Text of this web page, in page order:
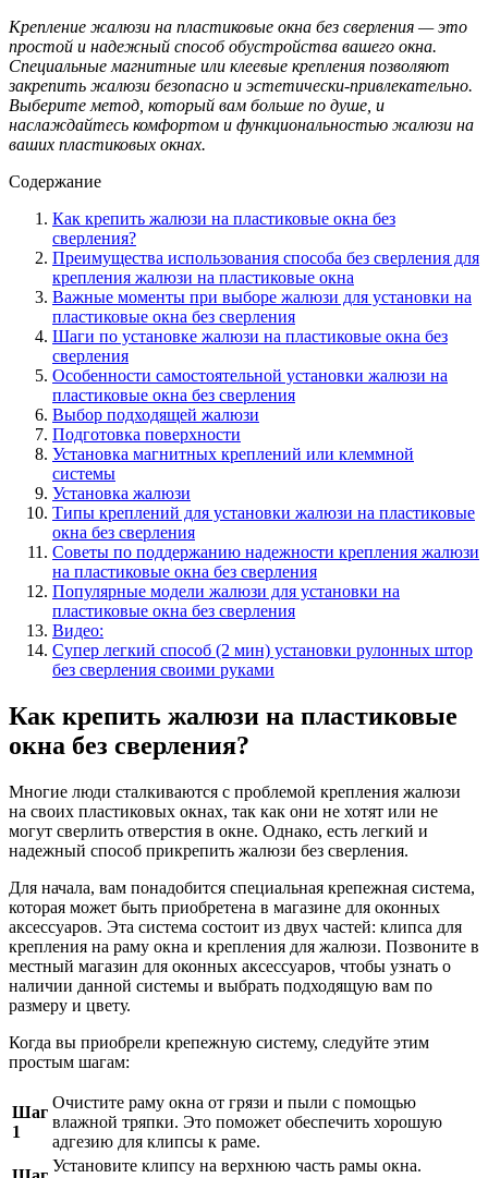
Крепление жалюзи на пластиковые окна без сверления — это
простой и надежный способ обустройства вашего окна.
Специальные магнитные или клеевые крепления позволяют
закрепить жалюзи безопасно и эстетически-привлекательно.
Выберите метод, который вам больше по душе, и
наслаждайтесь комфортом и функциональностью жалюзи на
ваших пластиковых окнах.
Содержание
Как крепить жалюзи на пластиковые окна без
сверления?
Преимущества использования способа без сверления для
крепления жалюзи на пластиковые окна
Важные моменты при выборе жалюзи для установки на
пластиковые окна без сверления
Шаги по установке жалюзи на пластиковые окна без
сверления
Особенности самостоятельной установки жалюзи на
пластиковые окна без сверления
Выбор подходящей жалюзи
Подготовка поверхности
Установка магнитных креплений или клеммной
системы
Установка жалюзи
Типы креплений для установки жалюзи на пластиковые
окна без сверления
Советы по поддержанию надежности крепления жалюзи
на пластиковые окна без сверления
Популярные модели жалюзи для установки на
пластиковые окна без сверления
Видео:
Супер легкий способ (2 мин) установки рулонных штор
без сверления своими руками
Как крепить жалюзи на пластиковые
окна без сверления?
Многие люди сталкиваются с проблемой крепления жалюзи
на своих пластиковых окнах, так как они не хотят или не
могут сверлить отверстия в окне. Однако, есть легкий и
надежный способ прикрепить жалюзи без сверления.
Для начала, вам понадобится специальная крепежная система,
которая может быть приобретена в магазине для оконных
аксессуаров. Эта система состоит из двух частей: клипса для
крепления на раму окна и крепления для жалюзи. Позвоните в
местный магазин для оконных аксессуаров, чтобы узнать о
наличии данной системы и выбрать подходящую вам по
размеру и цвету.
Когда вы приобрели крепежную систему, следуйте этим
простым шагам:
Шаг
1
Очистите раму окна от грязи и пыли с помощью
влажной тряпки. Это поможет обеспечить хорошую
адгезию для клипсы к раме.
Установите клипсу на верхнюю часть рамы окна.